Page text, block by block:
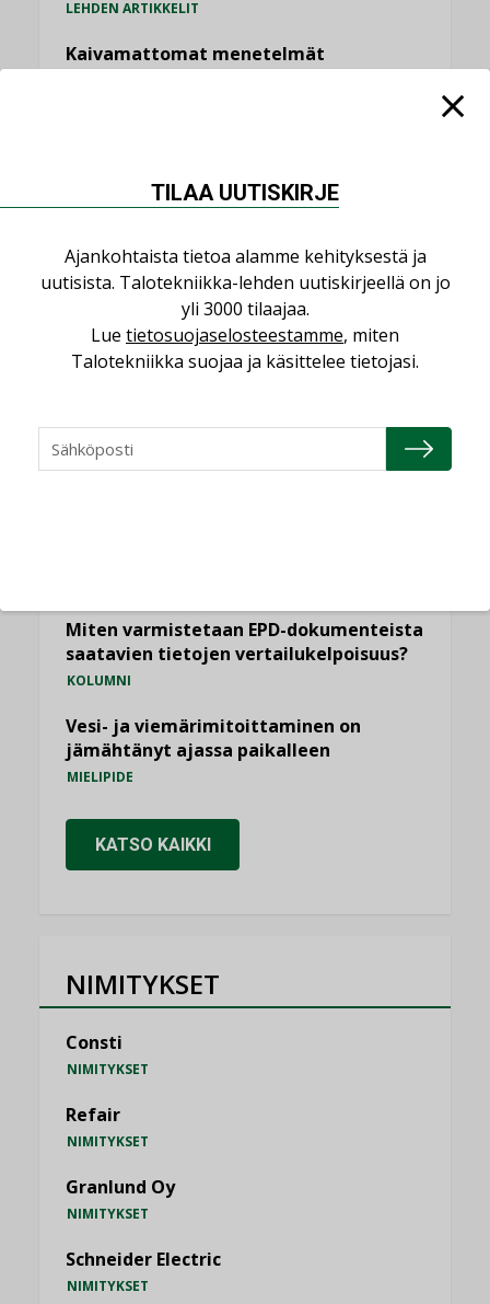
LEHDEN ARTIKKELIT
Kaivamattomat menetelmät
NÄKÖKULMIA
Puheista tekoihin – uusin teknologia
Sähköistäminen säästää euroja
Miten varmistetaan EPD-dokumenteista
saatavien tietojen vertailukelpoisuus?
KOLUMNI
Vesi- ja viemärimitoittaminen on
jämähtänyt ajassa paikalleen
MIELIPIDE
KATSO KAIKKI
NIMITYKSET
Consti
NIMITYKSET
Refair
NIMITYKSET
Granlund Oy
NIMITYKSET
Schneider Electric
NIMITYKSET
TILAA UUTISKIRJE
Ajankohtaista tietoa alamme kehityksestä ja
uutisista. Talotekniikka-lehden uutiskirjeellä on jo
yli 3000 tilaajaa.
Lue tietosuojaselosteestamme, miten
Talotekniikka suojaa ja käsittelee tietojasi.